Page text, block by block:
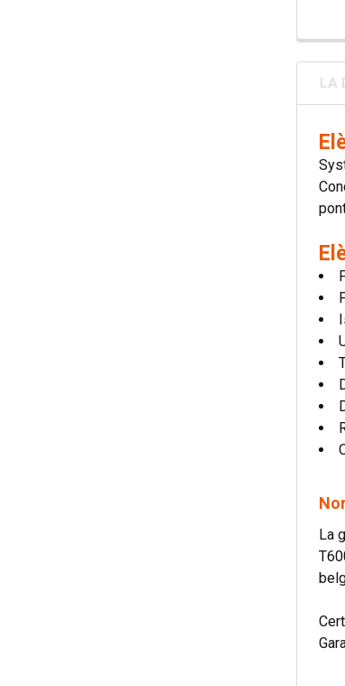
LA
La